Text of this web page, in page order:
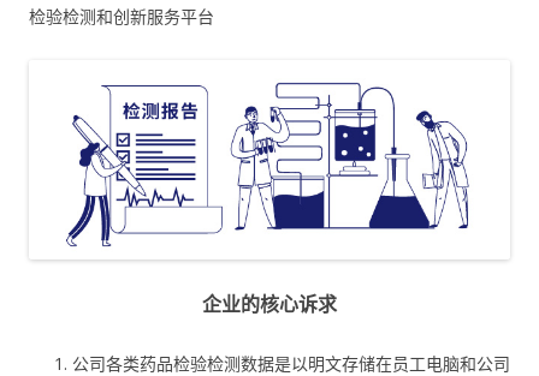
检验检测和创新服务平台
企业的核心诉求
公司各类药品检验检测数据是以明文存储在员工电脑和公司